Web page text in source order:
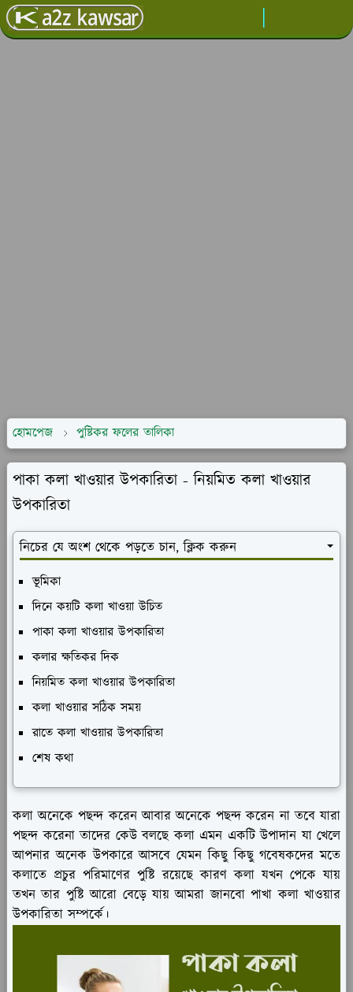
হোমপেজ পুষ্টিকর ফলের তালিকা
পাকা কলা খাওয়ার উপকারিতা - নিয়মিত কলা খাওয়ার
উপকারিতা
নিচের যে অংশ থেকে পড়তে চান, ক্লিক করুন
ভূমিকা
দিনে কয়টি কলা খাওয়া উচিত
পাকা কলা খাওয়ার উপকারিতা
কলার ক্ষতিকর দিক
নিয়মিত কলা খাওয়ার উপকারিতা
কলা খাওয়ার সঠিক সময়
রাতে কলা খাওয়ার উপকারিতা
শেষ কথা
কলা অনেকে পছন্দ করেন আবার অনেকে পছন্দ করেন না তবে যারা
পছন্দ করেনা তাদের কেউ বলছে কলা এমন একটি উপাদান যা খেলে
আপনার অনেক উপকারে আসবে যেমন কিছু কিছু গবেষকদের মতে
কলাতে প্রচুর পরিমাণের পুষ্টি রয়েছে কারণ কলা যখন পেকে যায়
তখন তার পুষ্টি আরো বেড়ে যায় আমরা জানবো পাখা কলা খাওয়ার
উপকারিতা সম্পর্কে।